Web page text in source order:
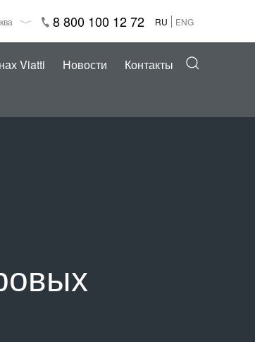
8 800 100 12 72 RU ENG
Viatti Новости
Контакты